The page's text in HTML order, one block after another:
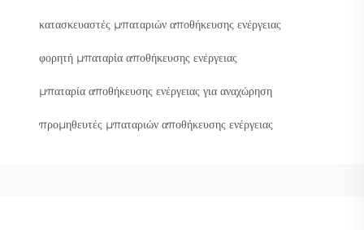
κατασκευαστές μπαταριών αποθήκευσης ενέργειας
φορητή μπαταρία αποθήκευσης ενέργειας
μπαταρία αποθήκευσης ενέργειας για αναχώρηση
προμηθευτές μπαταριών αποθήκευσης ενέργειας